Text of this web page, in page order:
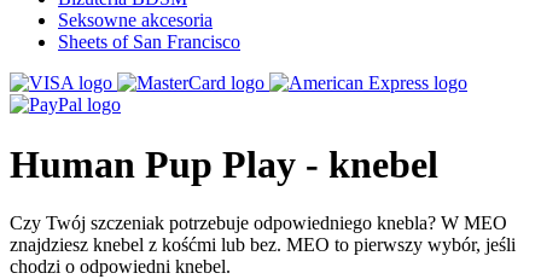
Seksowne akcesoria
Sheets of San Francisco
Human Pup Play - knebel
Czy Twój szczeniak potrzebuje odpowiedniego knebla? W MEO
znajdziesz knebel z kośćmi lub bez. MEO to pierwszy wybór, jeśli
chodzi o odpowiedni knebel.